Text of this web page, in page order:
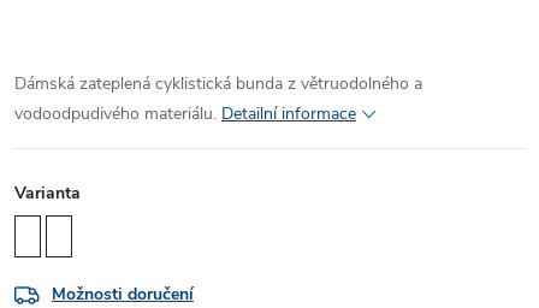
Dámská zateplená cyklistická bunda z větruodolného a
vodoodpudivého materiálu. Detailní informace
Varianta
Možnosti doručení